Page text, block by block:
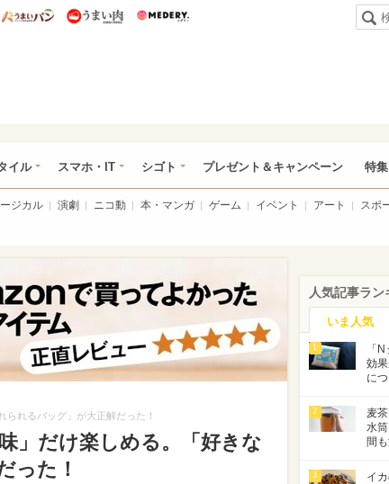
ー特集
うまいめし うまいパン うまい肉
イル スマホ・IT シゴト プレゼント＆キャンペーン 特
ジカル 演劇 ニコ動 本・マンガ ゲーム イベント アート スポ
れるバッグ」が大正解だった！
」だけ楽しめる。「好きな
った！
人気記事ラン
いま人気
1
「
効
に
2
麦
水
間
3
イ